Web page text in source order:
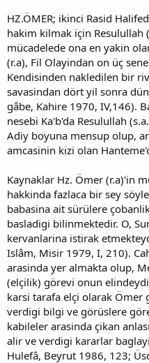
a
t
a
n
r
i
h
i
HZ.ÖMER; ikinci Rasid
hakim kilmak için Resulullah
mücadelede ona en yakin
(r.a), Fil Olayindan on üç
Kendisinden nakledilen bir
savasindan dört yil sonra
gâbe, Kahire 1970, IV,146).
nesebi Ka'b'da Resulullah
Adiy boyuna mensup olup,
amcasinin kizi olan
Kaynaklar Hz. Ömer (r.a)'in
hakkinda fazlaca bir sey
babasina ait sürülere
basladigi bilinmektedir. O,
kervanlarina istirak
Islâm, Misir 1979, I, 210).
arasinda yer almakta olup,
(elçilik) görevi onun
karsi tarafa elçi olarak
verdigi bilgi ve görüslere
kabileler arasinda çikan
alir ve verdigi kararlar
Hulefâ, Beyrut 1986, 123;